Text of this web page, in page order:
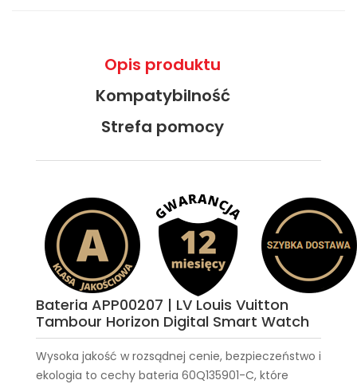
Opis produktu
Kompatybilność
Strefa pomocy
Bateria APP00207 | LV Louis Vuitton
Tambour Horizon Digital Smart Watch
Wysoka jakość w rozsądnej cenie, bezpieczeństwo i
ekologia to cechy bateria 60Q135901-C, które